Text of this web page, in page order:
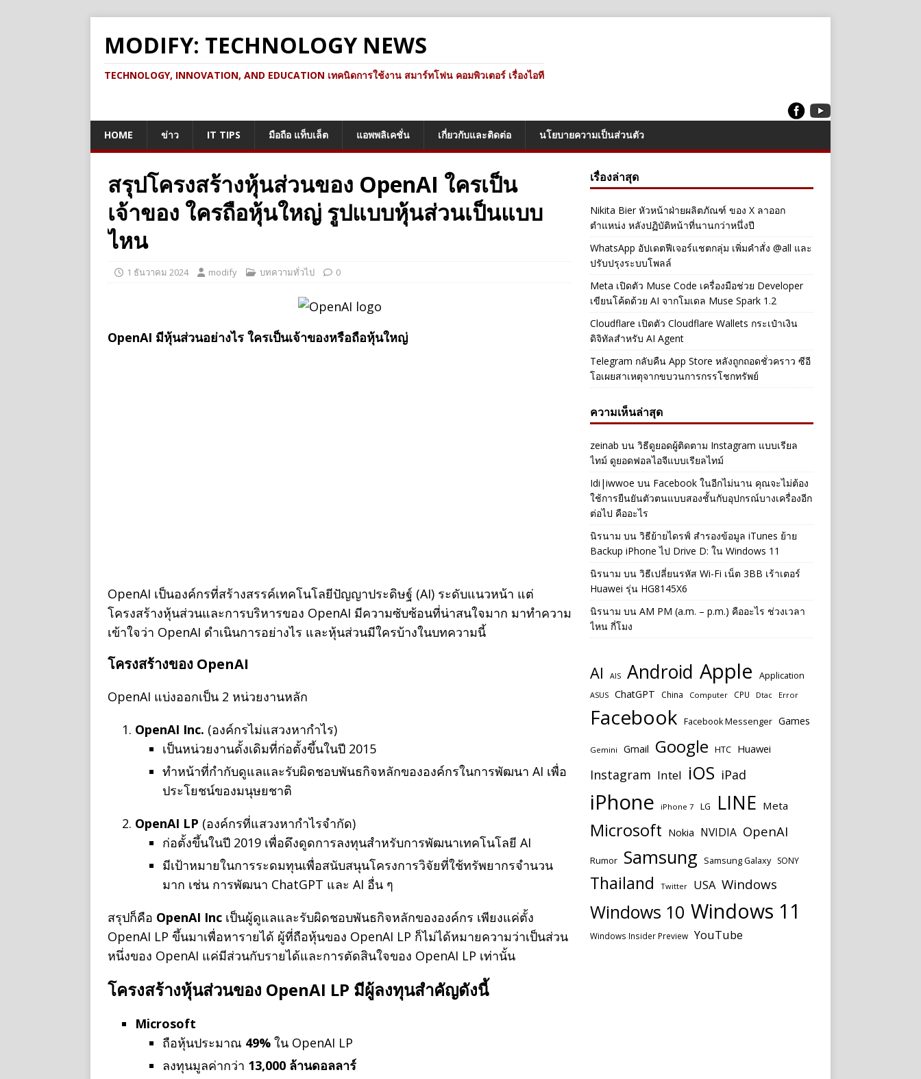
MODIFY: TECHNOLOGY NEWS
TECHNOLOGY, INNOVATION, AND EDUCATION เทคนิดการใช้งาน สมาร์ทโฟน คอมพิวเตอร์ เรื่องไอที
HOME ข่าว IT TIPS มือถือ แท็บเล็ต แอพพลิเคชั่น เกี่ยวกับและติดต่อ นโยบายความเป็นส่วนตัว
สรุปโครงสร้างหุ้นส่วนของ OpenAI ใครเป็น
เจ้าของ ใครถือหุ้นใหญ่ รูปแบบหุ้นส่วนเป็นแบบ
ไหน
1 ธันวาคม 2024 modify บทความทั่วไป 0
OpenAI มีหุ้นส่วนอย่างไร ใครเป็นเจ้าของหรือถือหุ้นใหญ่
OpenAI เป็นองค์กรที่สร้างสรรค์เทคโนโลยีปัญญาประดิษฐ์ (AI) ระดับแนวหน้า แต่
โครงสร้างหุ้นส่วนและการบริหารของ OpenAI มีความซับซ้อนที่น่าสนใจมาก มาทำความ
เข้าใจว่า OpenAI ดำเนินการอย่างไร และหุ้นส่วนมีใครบ้างในบทความนี้
โครงสร้างของ OpenAI
OpenAI แบ่งออกเป็น 2 หน่วยงานหลัก
OpenAI Inc. (องค์กรไม่แสวงหากำไร)
เป็นหน่วยงานดั้งเดิมที่ก่อตั้งขึ้นในปี 2015
ทำหน้าที่กำกับดูแลและรับผิดชอบพันธกิจหลักขององค์กรในการพัฒนา AI เพื่อ
ประโยชน์ของมนุษยชาติ
OpenAI LP (องค์กรที่แสวงหากำไรจำกัด)
ก่อตั้งขึ้นในปี 2019 เพื่อดึงดูดการลงทุนสำหรับการพัฒนาเทคโนโลยี AI
มีเป้าหมายในการระดมทุนเพื่อสนับสนุนโครงการวิจัยที่ใช้ทรัพยากรจำนวน
มาก เช่น การพัฒนา ChatGPT และ AI อื่น ๆ
สรุปก็คือ OpenAI Inc เป็นผู้ดูแลและรับผิดชอบพันธกิจหลักขององค์กร เพียงแค่ตั้ง
OpenAI LP ขึ้นมาเพื่อหารายได้ ผู้ที่ถือหุ้นของ OpenAI LP ก็ไม่ได้หมายความว่าเป็นส่วน
หนึ่งของ OpenAI แค่มีส่วนกับรายได้และการตัดสินใจของ OpenAI LP เท่านั้น
โครงสร้างหุ้นส่วนของ OpenAI LP มีผู้ลงทุนสำคัญดังนี้
Microsoft
ถือหุ้นประมาณ 49% ใน OpenAI LP
ลงทุนมูลค่ากว่า 13,000 ล้านดอลลาร์
เรื่องล่าสุด
Nikita Bier หัวหน้าฝ่ายผลิตภัณฑ์ ของ X ลาออก
ตำแหน่ง หลังปฏิบัติหน้าที่นานกว่าหนึ่งปี
WhatsApp อัปเดตฟีเจอร์แชตกลุ่ม เพิ่มคำสั่ง @all และ
ปรับปรุงระบบโพลล์
Meta เปิดตัว Muse Code เครื่องมือช่วย Developer
เขียนโค้ดด้วย AI จากโมเดล Muse Spark 1.2
Cloudflare เปิดตัว Cloudflare Wallets กระเป๋าเงิน
ดิจิทัลสำหรับ AI Agent
Telegram กลับคืน App Store หลังถูกถอดชั่วคราว ซีอี
โอเผยสาเหตุจากขบวนการกรรโชกทรัพย์
ความเห็นล่าสุด
zeinab บน วิธีดูยอดผู้ติดตาม Instagram แบบเรียล
ไทม์ ดูยอดฟอลไอจีแบบเรียลไทม์
Idi|iwwoe บน Facebook ในอีกไม่นาน คุณจะไม่ต้อง
ใช้การยืนยันตัวตนแบบสองชั้นกับอุปกรณ์บางเครื่องอีก
ต่อไป คืออะไร
นิรนาม บน วิธีย้ายไดรฟ์ สำรองข้อมูล iTunes ย้าย
Backup iPhone ไป Drive D: ใน Windows 11
นิรนาม บน วิธีเปลี่ยนรหัส Wi-Fi เน็ต 3BB เร้าเตอร์
Huawei รุ่น HG8145X6
นิรนาม บน AM PM (a.m. – p.m.) คืออะไร ช่วงเวลา
ไหน กี่โมง
AI AIS Android Apple Application
ASUS ChatGPT China Computer CPU Dtac Error
Facebook Facebook Messenger Games
Gemini Gmail Google HTC Huawei
Instagram Intel iOS iPad
iPhone iPhone 7 LG LINE Meta
Microsoft Nokia NVIDIA OpenAI
Rumor Samsung Samsung Galaxy SONY
Thailand Twitter USA Windows
Windows 10 Windows 11
Windows Insider Preview YouTube